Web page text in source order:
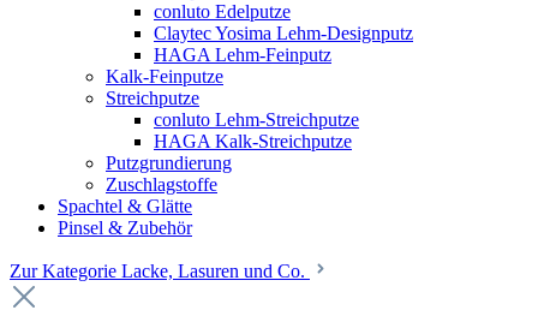
conluto Edelputze
Claytec Yosima Lehm-Designputz
HAGA Lehm-Feinputz
Kalk-Feinputze
Streichputze
conluto Lehm-Streichputze
HAGA Kalk-Streichputze
Putzgrundierung
Zuschlagstoffe
Spachtel & Glätte
Pinsel & Zubehör
Zur Kategorie Lacke, Lasuren und Co.